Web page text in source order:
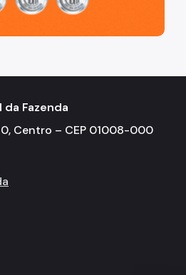
Fazenda
Centro – CEP 01008-000